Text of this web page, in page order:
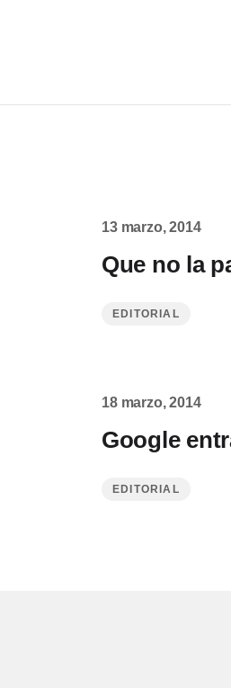
13 marzo, 2014
Que no la
EDITORIAL
18 marzo, 2014
Google
EDITORIAL